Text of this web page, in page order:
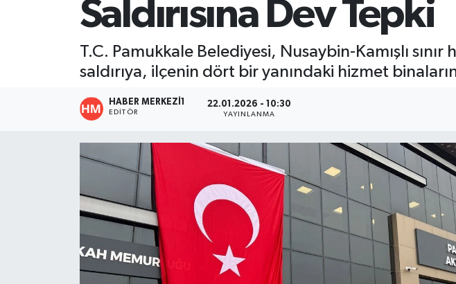
Saldırısına Dev Tepki
T.C. Pamukkale Belediyesi, Nusaybin-Kamışlı
saldırıya, ilçenin dört bir yanındaki hizmet
HABER MERKEZI1
EDITÖR
22.01.2026 - 10:30
YAYINLANMA
KÜLTÜR SANAT
MAGAZİN
RESMİ REKLAM
Son Dakika Haberleri
Haber Arşivi